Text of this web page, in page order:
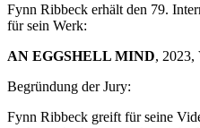
Fynn Ribbeck erhält den 79.
für sein Werk:
AN EGGSHELL MIND, 2023,
Begründung der Jury:
Fynn Ribbeck greift für seine